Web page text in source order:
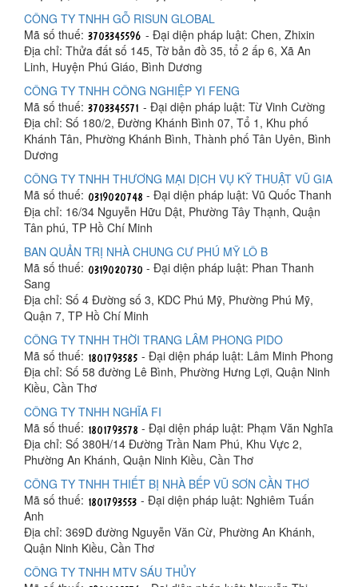
CÔNG TY TNHH GỖ RISUN GLOBAL
Mã số thuế:
- Đại diện pháp luật: Chen, Zhixin
Địa chỉ: Thửa đất số 145, Tờ bản đồ 35, tổ 2 ấp 6, Xã An
Linh, Huyện Phú Giáo, Bình Dương
CÔNG TY TNHH CÔNG NGHIỆP YI FENG
Mã số thuế:
- Đại diện pháp luật: Từ Vinh Cường
Địa chỉ: Số 180/2, Đường Khánh Bình 07, Tổ 1, Khu phố
Khánh Tân, Phường Khánh Bình, Thành phố Tân Uyên, Bình
Dương
CÔNG TY TNHH THƯƠNG MẠI DỊCH VỤ KỸ THUẬT VŨ GIA
Mã số thuế:
- Đại diện pháp luật: Vũ Quốc Thanh
Địa chỉ: 16/34 Nguyễn Hữu Dật, Phường Tây Thạnh, Quận
Tân phú, TP Hồ Chí Minh
BAN QUẢN TRỊ NHÀ CHUNG CƯ PHÚ MỸ LÔ B
Mã số thuế:
- Đại diện pháp luật: Phan Thanh
Sang
Địa chỉ: Số 4 Đường số 3, KDC Phú Mỹ, Phường Phú Mỹ,
Quận 7, TP Hồ Chí Minh
CÔNG TY TNHH THỜI TRANG LÂM PHONG PIDO
Mã số thuế:
- Đại diện pháp luật: Lâm Minh Phong
Địa chỉ: Số 58 đường Lê Bình, Phường Hưng Lợi, Quận Ninh
Kiều, Cần Thơ
CÔNG TY TNHH NGHĨA FI
Mã số thuế:
- Đại diện pháp luật: Phạm Văn Nghĩa
Địa chỉ: Số 380H/14 Đường Trần Nam Phú, Khu Vực 2,
Phường An Khánh, Quận Ninh Kiều, Cần Thơ
CÔNG TY TNHH THIẾT BỊ NHÀ BẾP VŨ SƠN CẦN THƠ
Mã số thuế:
- Đại diện pháp luật: Nghiêm Tuấn
Anh
Địa chỉ: 369D đường Nguyễn Văn Cừ, Phường An Khánh,
Quận Ninh Kiều, Cần Thơ
CÔNG TY TNHH MTV SÁU THỦY